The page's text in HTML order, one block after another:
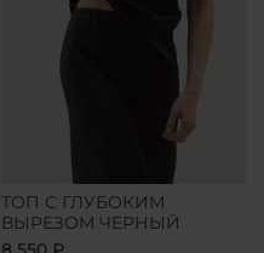
ТОП С ГЛУБОКИМ
ВЫРЕЗОМ ЧЕРНЫЙ